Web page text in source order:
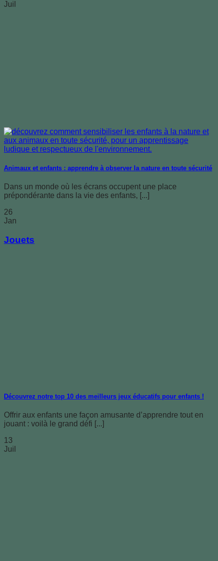
Juil
Animaux et enfants : apprendre à observer la nature en toute sécurité
Dans un monde où les écrans occupent une place
prépondérante dans la vie des enfants, [...]
26
Jan
Jouets
Découvrez notre top 10 des meilleurs jeux éducatifs pour enfants !
Offrir aux enfants une façon amusante d’apprendre tout en
jouant : voilà le grand défi [...]
13
Juil